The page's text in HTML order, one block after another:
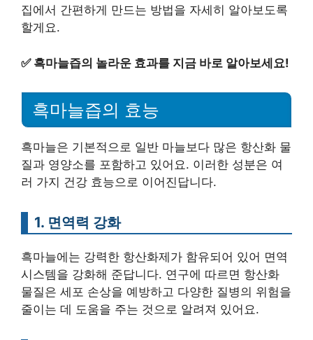
집에서 간편하게 만드는 방법을 자세히 알아보도록
할게요.
✅ 흑마늘즙의 놀라운 효과를 지금 바로 알아보세요!
흑마늘즙의 효능
흑마늘은 기본적으로 일반 마늘보다 많은 항산화 물
질과 영양소를 포함하고 있어요. 이러한 성분은 여
러 가지 건강 효능으로 이어진답니다.
1. 면역력 강화
흑마늘에는 강력한 항산화제가 함유되어 있어 면역
시스템을 강화해 준답니다. 연구에 따르면 항산화
물질은 세포 손상을 예방하고 다양한 질병의 위험을
줄이는 데 도움을 주는 것으로 알려져 있어요.